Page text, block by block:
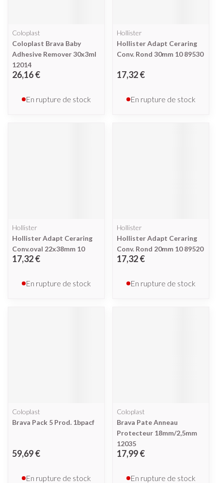
Coloplast
Coloplast Brava Baby
Adhesive Remover 30x3ml
12014
26,16 €
En rupture de stock
Hollister
Hollister Adapt Ceraring
Conv. Rond 30mm 10 89530
17,32 €
En rupture de stock
Hollister
Hollister Adapt Ceraring
Conv.oval 22x38mm 10
17,32 €
En rupture de stock
Hollister
Hollister Adapt Ceraring
Conv. Rond 20mm 10 89520
17,32 €
En rupture de stock
Coloplast
Brava Pack 5 Prod. 1bpacf
59,69 €
En rupture de stock
Coloplast
Brava Pate Anneau
Protecteur 18mm/2,5mm
12035
17,99 €
En rupture de stock